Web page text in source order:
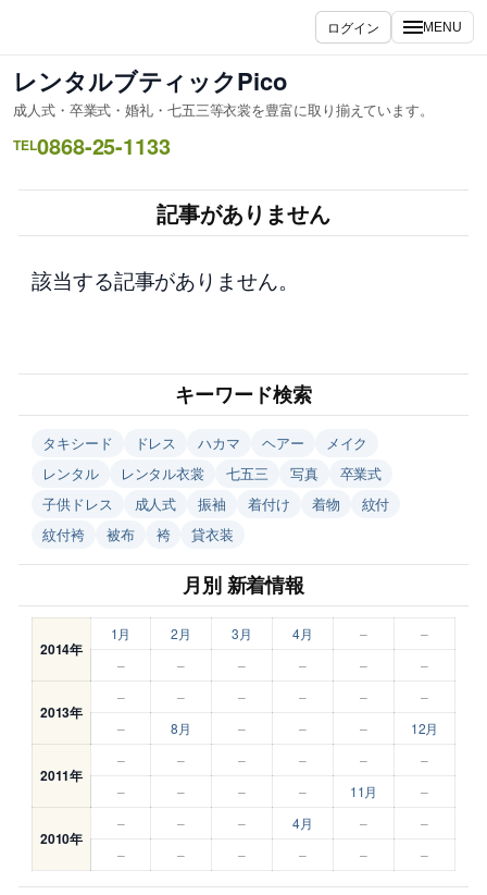
を
ス
キ
ッ
ログイン MENU
レンタルブティックPico
成人式・卒業式・婚礼・七五三等衣裳を豊富に取り揃えています。
TEL0868-25-1133
記事がありません
該当する記事がありません。
キーワード検索
タキシード ドレス ハカマ ヘアー
メイク
レンタル
レンタル衣裳 七五三 写真
卒業式
子供ドレス
成人式 振袖 着付け 着物
紋付
紋付袴
被布 袴 貸衣装
月別 新着情報
2014年
1月 2月 3月 4月 –
–
–
– – – – –
2013年
– – – – –
–
–
8月 – – – 12月
2011年
– – – – –
–
–
– – – 11月 –
2010年
– – – 4月 –
–
–
– – – – –